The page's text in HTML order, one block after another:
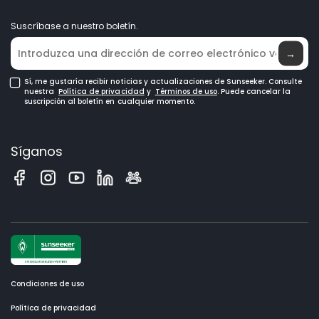
Dónde comprar
Suscríbase a nuestro boletín.
→
Sí, me gustaría recibir noticias y actualizaciones de Sunseeker. Consulte
nuestra Política de privacidad y Términos de uso. Puede cancelar la
suscripción al boletín en cualquier momento.
Síganos
Condiciones de uso
Política de privacidad